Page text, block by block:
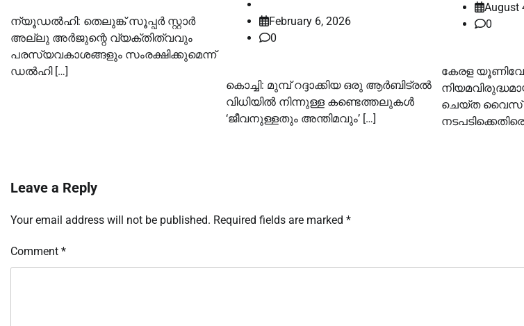
ന്യൂഡൽഹി: തെലുങ്ക് സൂപ്പർ സ്റ്റാർ
അല്ലു അർജുന്റെ വ്യക്തിത്വവും
പരസ്യവകാശങ്ങളും സംരക്ഷിക്കുമെന്ന്
ഡൽഹി […]
February 6, 2026
0
കൊച്ചി: മുമ്പ് റദ്ദാക്കിയ ഒരു ആർബിട്രൽ
വിധിയിൽ നിന്നുള്ള കണ്ടെത്തലുകൾ
‘ജീവനുള്ളതും അന്തിമവും’ […]
August
0
കേരള
ചെയ്ത വൈസ്
Leave a Reply
Your email address will not be published. Required fields are marked *
Comment *